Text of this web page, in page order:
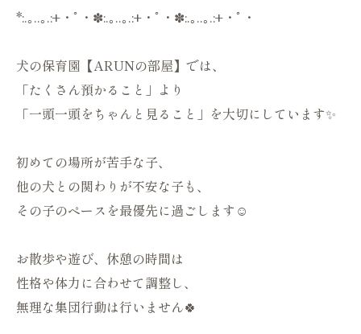
*:.｡..｡.:+・ﾟ・✽:.｡..｡.:+・ﾟ・✽:.｡..｡.:+・ﾟ・
犬の保育園【ARUNの部屋】では、
「たくさん預かること」より
「一頭一頭をちゃんと見ること」を大切にしています✨
初めての場所が苦手な子、
他の犬との関わりが不安な子も、
その子のペースを最優先に過ごします☺️
お散歩や遊び、休憩の時間は
性格や体力に合わせて調整し、
無理な集団行動は行いません🍀